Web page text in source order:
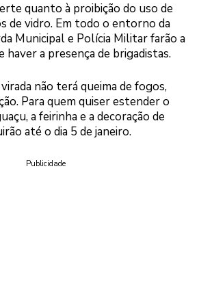
quanto à proibição do uso de
de vidro. Em todo o entorno da
Municipal e Polícia Militar farão a
haver a presença de brigadistas.
não terá queima de fogos,
Para quem quiser estender o
a feirinha e a decoração de
até o dia 5 de janeiro.
Publicidade